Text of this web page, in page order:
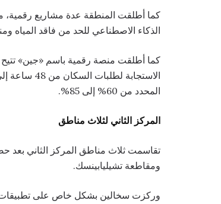
كما أطلقت المنطقة عدة مشاريع رقمية،
الذكاء الاصطناعي للحد من فاقد المياه ومنع الأعطال في 235
كما أطلقت منصة رقمية باسم «جين»
المحدد من 60% إلى 85%.
المركز الثاني لثلاث مناطق
تقاسمت ثلاث مناطق المركز الثاني بعد
ومقاطعة تشيليابينسك.
وركزت سخالين بشكل خاص على تطبيقات